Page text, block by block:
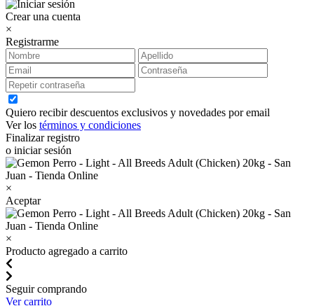
Crear una cuenta
×
Registrarme
Quiero recibir descuentos exclusivos y novedades por email
Ver los términos y condiciones
Finalizar registro
o iniciar sesión
×
Aceptar
×
Producto agregado a carrito
Seguir comprando
Ver carrito